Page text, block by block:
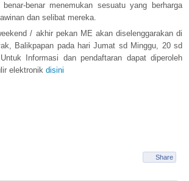
benar menemukan sesuatu yang berharga
dan selibat mereka.
/ akhir pekan ME akan diselenggarakan di
Balikpapan pada hari Jumat sd Minggu, 20 sd
Informasi dan pendaftaran dapat diperoleh
elektronik disini
Share